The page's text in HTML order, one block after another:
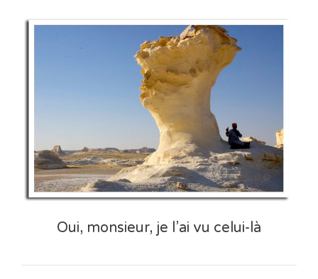
Oui, monsieur, je l’ai vu celui-là